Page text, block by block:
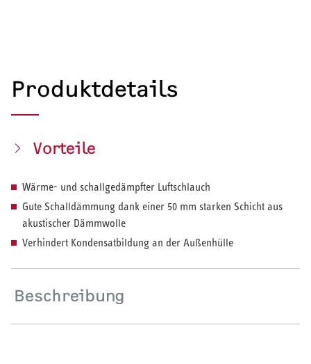
HEIZEN UND KÜHLEN
Produktdetails
Vorteile
Wärme- und schallgedämpfter Luftschlauch
Gute Schalldämmung dank einer 50 mm starken Schicht aus
akustischer Dämmwolle
Verhindert Kondensatbildung an der Außenhülle
Beschreibung